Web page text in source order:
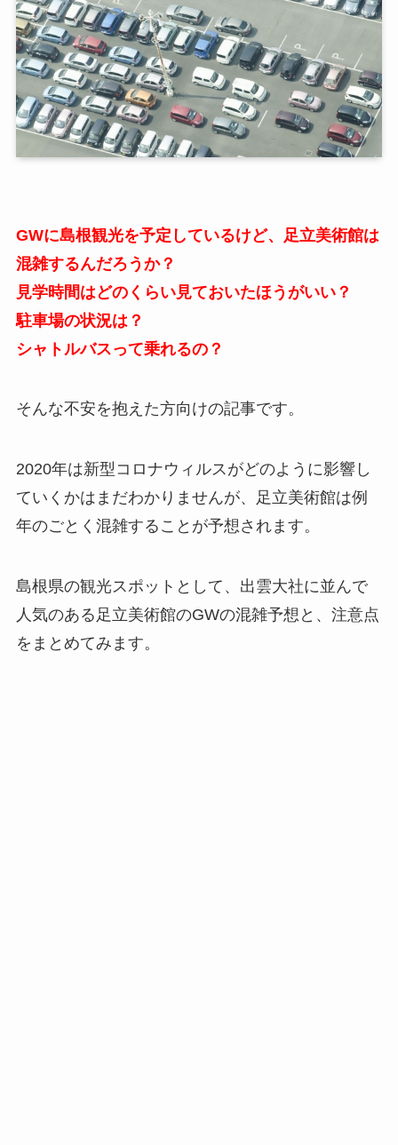
GWに島根観光を予定しているけど、足立美術館は
混雑するんだろうか？
見学時間はどのくらい見ておいたほうがいい？
駐車場の状況は？
シャトルバスって乗れるの？
そんな不安を抱えた方向けの記事です。
2020年は新型コロナウィルスがどのように影響し
ていくかはまだわかりませんが、足立美術館は例
年のごとく混雑することが予想されます。
島根県の観光スポットとして、出雲大社に並んで
人気のある足立美術館のGWの混雑予想と、注意点
をまとめてみます。